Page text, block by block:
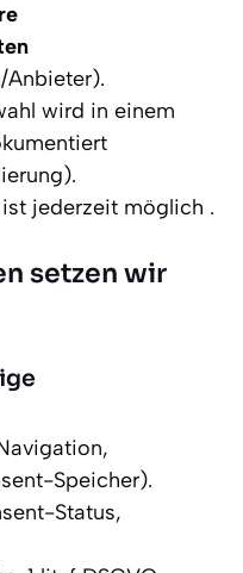
Anbieter).
wird in einem
ist jederzeit möglich .
setzen wir
Speicher).
Status,